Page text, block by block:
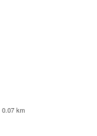
0.07 km